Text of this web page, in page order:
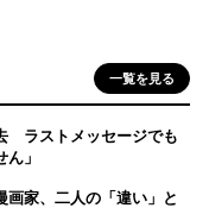
一覧を見る
ラストメッセージでも
」
家、二人の「違い」と